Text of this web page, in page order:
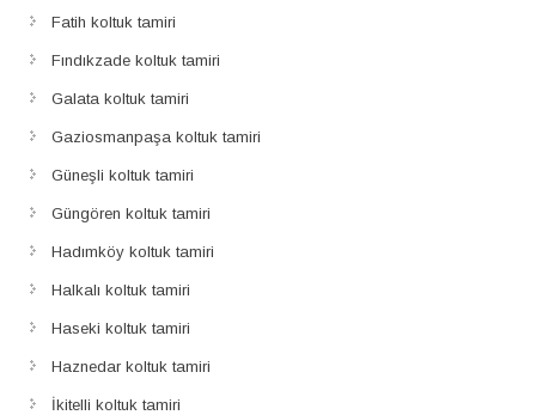
Fatih koltuk tamiri
Fındıkzade koltuk tamiri
Galata koltuk tamiri
Gaziosmanpaşa koltuk tamiri
Güneşli koltuk tamiri
Güngören koltuk tamiri
Hadımköy koltuk tamiri
Halkalı koltuk tamiri
Haseki koltuk tamiri
Haznedar koltuk tamiri
İkitelli koltuk tamiri